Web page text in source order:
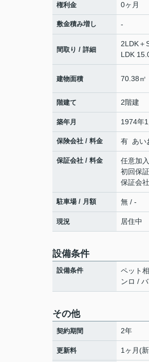
権利金 0ヶ月
敷金積み増し -
間取り / 詳細
2LDK＋
LDK
建物面積 70.38㎡
階建て 2階建
築年月 1974年
保険会社 / 料金 有 あい
保証会社 / 料金
任意加
初回保
保証会
駐車場 / 月額 無 / -
現況 居住中
設備条件
設備条件
ペット
ンロ /
その他
契約期間 2年
更新料 1ヶ月(